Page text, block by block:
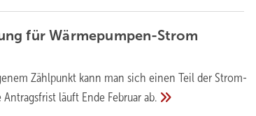
für Wärme­pumpen-Strom
Zähl­punkt kann man sich einen Teil der Strom­
läuft Ende Februarab.